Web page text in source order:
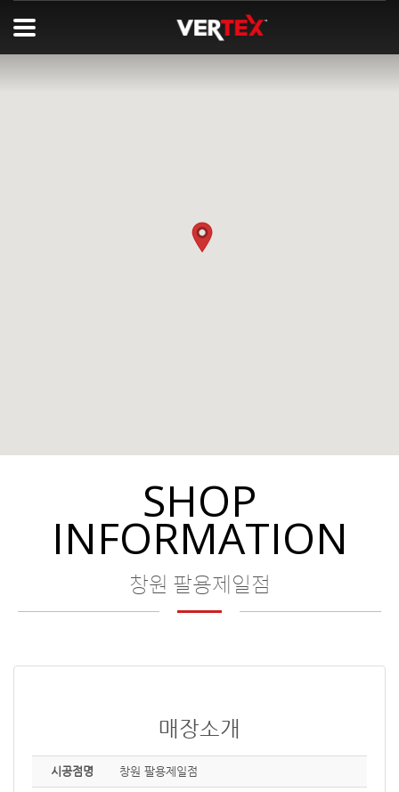
SHOP
INFORMATION
창원 팔용제일점
매장소개
시공점명 창원 팔용제일점